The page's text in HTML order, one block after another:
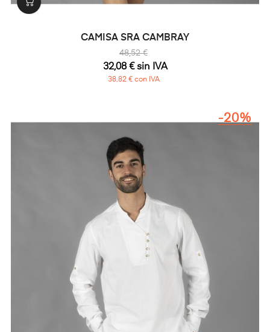
CAMISA SRA CAMBRAY
48,52 €
32,08 € sin IVA
38,82 € con IVA
-20%